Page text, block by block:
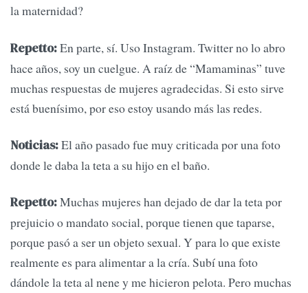
la maternidad?
Repetto:En parte, sí. Uso Instagram. Twitter no lo abro
hace años, soy un cuelgue. A raíz de “Mamaminas” tuve
muchas respuestas de mujeres agradecidas. Si esto sirve
está buenísimo, por eso estoy usando más las redes.
Noticias:El año pasado fue muy criticada por una foto
donde le daba la teta a su hijo en el baño.
Repetto:Muchas mujeres han dejado de dar la teta por
prejuicio o mandato social, porque tienen que taparse,
porque pasó a ser un objeto sexual. Y para lo que existe
realmente es para alimentar a la cría. Subí una foto
dándole la teta al nene y me hicieron pelota. Pero muchas